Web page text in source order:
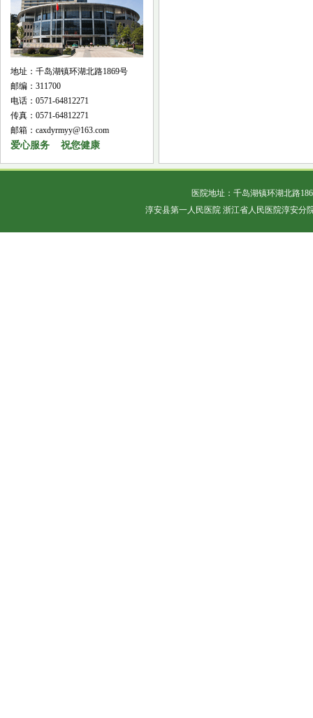
地址：千岛湖镇环湖北路1869号
邮编：311700
电话：0571-64812271
传真：0571-64812271
邮箱：caxdyrmyy@163.com
爱心服务 祝您健康
医院地址：千岛湖镇环湖北路
淳安县第一人民医院 浙江省人民医院淳安分